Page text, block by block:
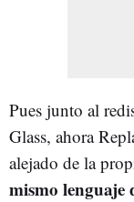
Pues junto al
Glass, ahora
alejado de la
mismo lenguaje